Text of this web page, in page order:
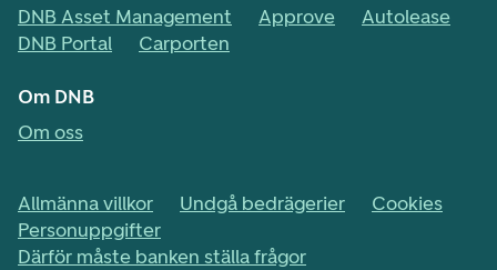
DNB Asset Management
Approve
Autolease
DNB Portal
Carporten
Om DNB
Om oss
Allmänna villkor Undgå bedrägerier
Cookies
Personuppgifter
Därför måste banken ställa frågor